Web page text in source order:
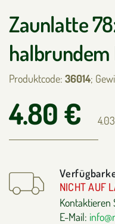
Zaunlatte
Produktcode:36014;
4.80 €
NICHT AUF
Kontaktieren
E-Mail: